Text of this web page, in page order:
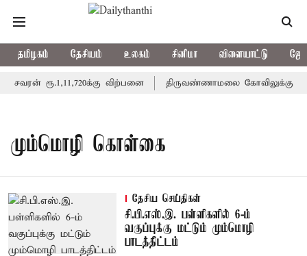
தமிழகம் தேசியம் உலகம் சினிமா விளையாட்டு
ரூ.1,11,720க்கு விற்பனை திருவண்ணாமலை கோவிலுக்கு
மும்மொழி கொள்கை
தேசிய செய்திகள்
சி.பி.எஸ்.இ. பள்ளிகளில் 6-ம்
வகுப்புக்கு மட்டும் மும்மொழி
பாடத்திட்டம்